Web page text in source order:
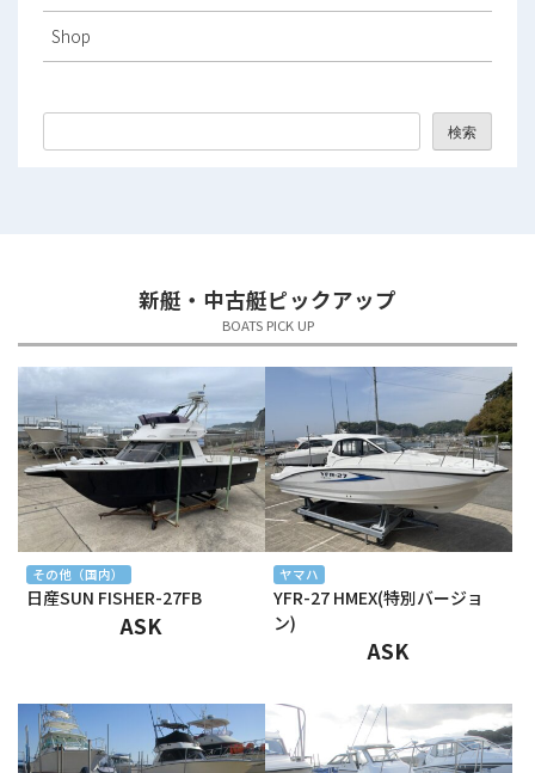
2025年11月
2025年10月
2025年9月
2025年4月
2025年3月
2025年2月
2025年1月
2024年12月
2024年11月
2024年9月
2024年8月
Shop
検索
新艇・中古艇ピックアップ
BOATS PICK UP
その他（国内）
日産SUN FISHER-27FB
ASK
ヤマハ
YFR-27 HMEX(特別バージョ
ン)
ASK